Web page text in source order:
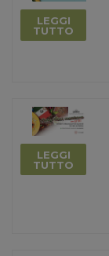
LEGGI
TUTTO
LEGGI
TUTTO